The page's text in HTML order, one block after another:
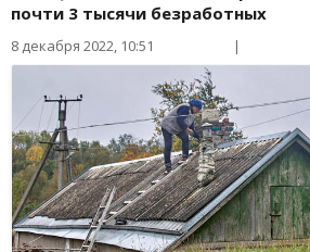
почти 3 тысячи безработных
8 декабря 2022, 10:51 |